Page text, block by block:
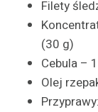
Filety
(30 g)
Cebula –
Olej